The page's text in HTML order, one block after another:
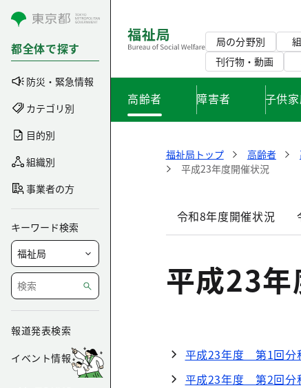
コンテンツにスキップ
都全体で探す
防災・緊急情報
カテゴリ別
目的別
組織別
事業者の方
キーワード検索
報道発表検索
イベント情報
局の分野別
刊行物・動画
高齢者 障害者 子供
福祉局トップ 高齢者
平成23年度開催状況
令和8年度開催状況
平成23
平成23年度 第1回分
平成23年度 第2回分